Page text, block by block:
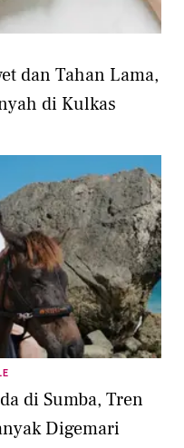
dan Tahan Lama,
di Kulkas
di Sumba, Tren
Digemari